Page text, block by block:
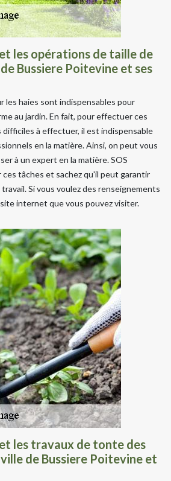
les opérations de taille de
Bussiere Poitevine et ses
les haies sont indispensables pour
au jardin. En fait, pour effectuer ces
à effectuer, il est indispensable
en la matière. Ainsi, on peut vous
à un expert en la matière. SOS
tâches et sachez qu'il peut garantir
Si vous voulez des renseignements
internet que vous pouvez visiter.
les travaux de tonte des
de Bussiere Poitevine et